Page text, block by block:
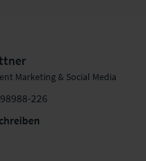
Marketing & Social Media
226